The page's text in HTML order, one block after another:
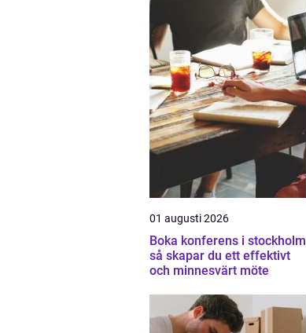
01 augusti 2026
Boka konferens i stockholm
så skapar du ett effektivt
och minnesvärt möte